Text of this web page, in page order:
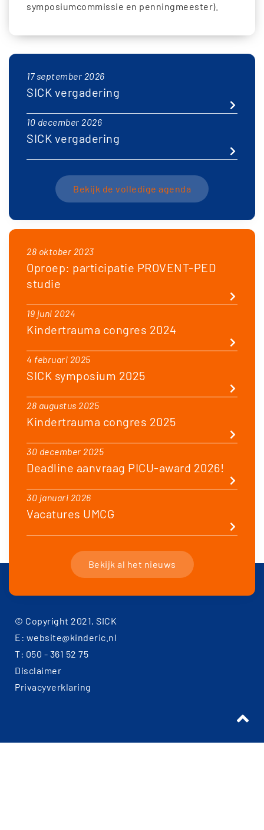
symposiumcommissie en penningmeester).
17 september 2026
SICK vergadering
10 december 2026
SICK vergadering
Bekijk de volledige agenda
28 oktober 2023
Oproep: participatie PROVENT-PED
studie
19 juni 2024
Kindertrauma congres 2024
4 februari 2025
SICK symposium 2025
28 augustus 2025
Kindertrauma congres 2025
30 december 2025
Deadline aanvraag PICU-award 2026!
30 januari 2026
Vacatures UMCG
Bekijk al het nieuws
© Copyright 2021, SICK
E: website@kinderic.nl
T: 050 - 361 52 75
Disclaimer
Privacyverklaring